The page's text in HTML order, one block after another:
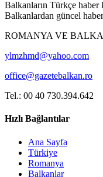
Balkanların Türkçe
Balkanlardan güncel
ROMANYA VE
ylmzhmd@yahoo.com
office@gazetebalkan.ro
Tel.: 00 40 730.394.642
Hızlı Bağlantılar
Ana Sayfa
Türkiye
Romanya
Balkanlar